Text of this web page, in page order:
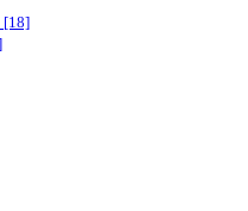
[18]